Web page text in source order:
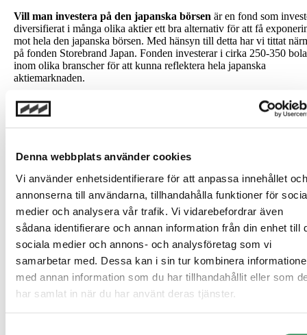
Denna webbplats använder cookies
Vi använder enhetsidentifierare för att anpassa innehållet och
annonserna till användarna, tillhandahålla funktioner för
medier och analysera vår trafik. Vi vidarebefordrar även
sådana identifierare och annan information från din enhet till
sociala medier och annons- och analysföretag som vi
samarbetar med. Dessa kan i sin tur kombinera
med annan information som du har tillhandahållit eller som
har samlat in när du har använt deras tjänster.
Vill man investera på den japanska börsen är en fond som
diversifierat i många olika aktier ett bra alternativ för att få
mot hela den japanska börsen. Med hänsyn till detta har vi tittat
på fonden Storebrand Japan. Fonden investerar i cirka 250-350
inom olika branscher för att kunna reflektera hela japanska
aktiemarknaden.
Via en investering i Storebrand Japan
får en investerare en
investering som medför en bred exponering mot en av världens
aktiemarknader. De största innehaven i fonden är i nuläget bland
företagsmässigt fordonskoncernen Toyota Motor Corp och
elektronikföretaget Tokyo Electron.
Läs mer om Storebrand Japan
Daniel Ljungström, Head of Private Savings Max Matthiessen
Max Matthiessen Värdepapper AB (”MMVP”) är ett
värdepappersbolag med tillstånd att bedriva
värdepappersrörelse. MMVP är registrerat hos
och står under Finansinspektionens tillsyn. Innehållet i
nyhetsnotis är av generell karaktär och tar inte hänsyn